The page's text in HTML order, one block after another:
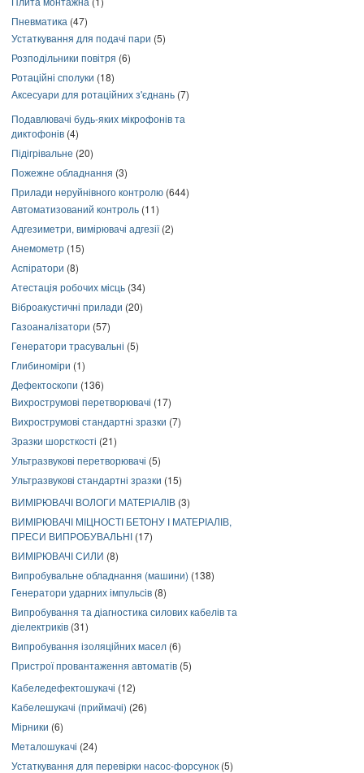
Пневматика (47)
Устаткування для подачі пари (5)
Розподільники повітря (6)
Ротаційні сполуки (18)
Аксесуари для ротаційних з'єднань (7)
Подавлювачі будь-яких мікрофонів та
диктофонів (4)
Підігрівальне (20)
Пожежне обладнання (3)
Прилади неруйнівного контролю (644)
Автоматизований контроль (11)
Адгезиметри, вимірювачі адгезії(2)
Анемометр (15)
Аспіратори (8)
Атестація робочих місць (34)
Віброакустичні прилади (20)
Газоаналізатори (57)
Генератори трасувальні (5)
Глибиноміри (1)
Дефектоскопи (136)
Вихрострумові перетворювачі (17)
Вихрострумові стандартні зразки (7)
Зразки шорсткості (21)
Ультразвукові перетворювачі (5)
Ультразвукові стандартні зразки (15)
ВИМІРЮВАЧІ ВОЛОГИ МАТЕРІАЛІВ (3)
ВИМІРЮВАЧІ МІЦНОСТІ БЕТОНУ І МАТЕРІАЛІВ,
ПРЕСИ ВИПРОБУВАЛЬНІ (17)
ВИМІРЮВАЧІ СИЛИ (8)
Випробувальне обладнання (машини) (138)
Генератори ударних імпульсів (8)
Випробування та діагностика силових кабелів та
діелектриків (31)
Випробування ізоляційних масел (6)
Пристрої провантаження автоматів (5)
Кабеледефектошукачі (12)
Кабелешукачі (приймачі) (26)
Мірники (6)
Металошукачі (24)
Устаткування для перевірки насос-форсунок (5)